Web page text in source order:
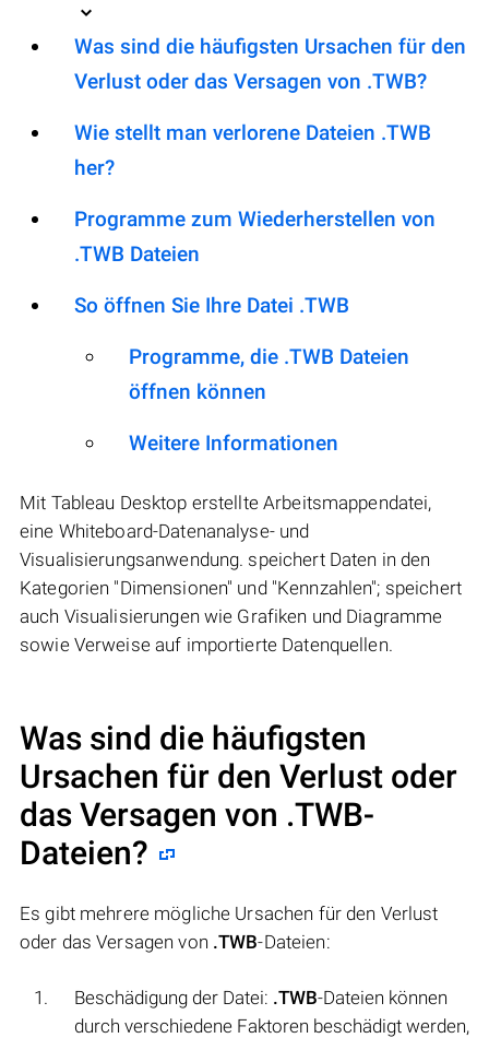
Was sind die häufigsten Ursachen für den
Verlust oder das Versagen von .TWB?
Wie stellt man verlorene Dateien .TWB
her?
Programme zum Wiederherstellen von
.TWB Dateien
So öffnen Sie Ihre Datei .TWB
Programme, die .TWB Dateien
öffnen können
Weitere Informationen
Mit Tableau Desktop erstellte Arbeitsmappendatei,
eine Whiteboard-Datenanalyse- und
Visualisierungsanwendung. speichert Daten in den
Kategorien "Dimensionen" und "Kennzahlen"; speichert
auch Visualisierungen wie Grafiken und Diagramme
sowie Verweise auf importierte Datenquellen.
Was sind die häufigsten
Ursachen für den Verlust oder
das Versagen von .TWB-
Dateien?
Es gibt mehrere mögliche Ursachen für den Verlust
oder das Versagen von .TWB-Dateien:
Beschädigung der Datei: .TWB-Dateien können
durch verschiedene Faktoren beschädigt werden,